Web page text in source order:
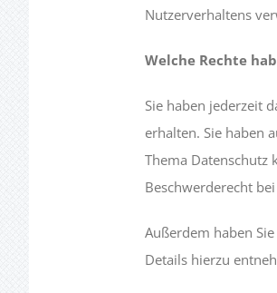
Nutzerverhaltens
Welche Rechte
Sie haben jederzeit
erhalten. Sie haben
Thema Datenschutz
Beschwerderecht
Außerdem haben
Details hierzu